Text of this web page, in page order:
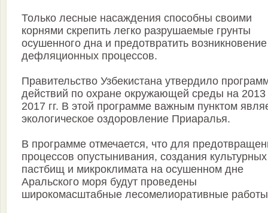
Только лесные насаждения способны своими
корнями скрепить легко разрушаемые грунты
осушенного дна и предотвратить возникновение
дефляционных процессов.
Правительство Узбекистана утвердило
действий по охране окружающей среды на 2013
2017 гг. В этой программе важным пунктом
экологическое оздоровление Приаралья.
В программе отмечается, что для
процессов опустынивания, создания культурных
пастбищ и микроклимата на осушенном дне
Аральского моря будут проведены
широкомасштабные лесомелиоративные